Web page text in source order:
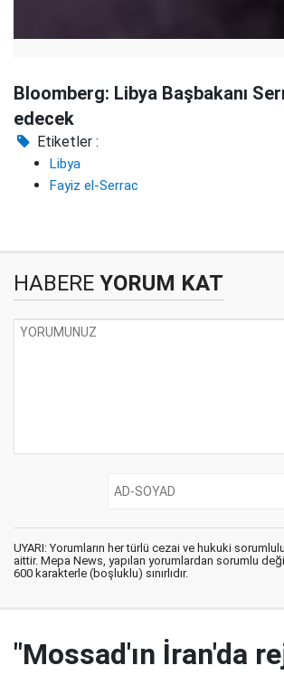
Bloomberg: Libya Başbakanı
edecek
Etiketler :
Libya
Fayiz el-Serrac
HABERE YORUM KAT
UYARI: Yorumların her türlü cezai ve hukuki
aittir. Mepa News, yapılan yorumlardan sorumlu
600 karakterle (boşluklu) sınırlıdır.
"Mossad'ın İran'da